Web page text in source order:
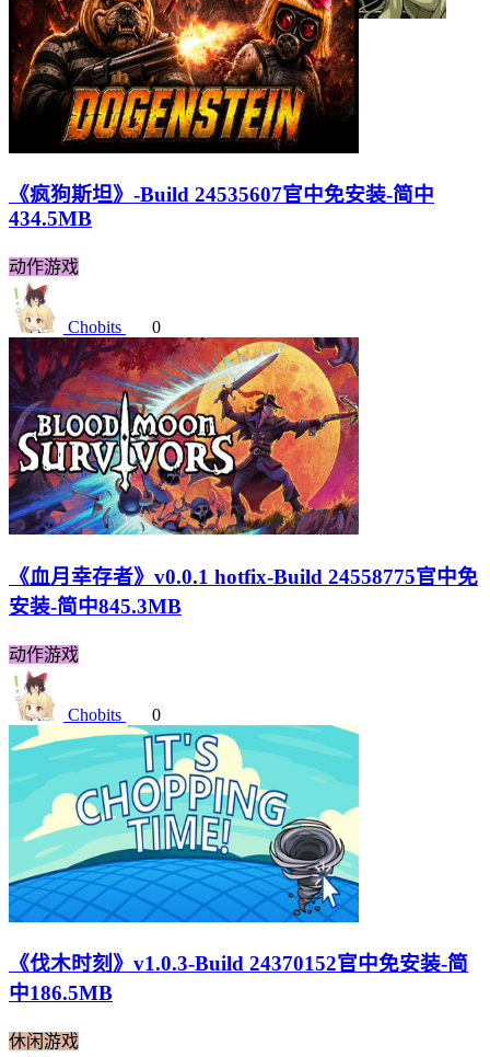
《疯狗斯坦》-Build 24535607官中免安装-简中
434.5MB
动作游戏
Chobits 0
《血月幸存者》v0.0.1 hotfix-Build 24558775官中免
安装-简中845.3MB
动作游戏
Chobits 0
《伐木时刻》v1.0.3-Build 24370152官中免安装-简
中186.5MB
休闲游戏